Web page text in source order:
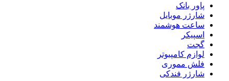
پاور بانک
شارژر موبایل
ساعت هوشمند
اسپیکر
گجت
لوازم کامپیوتر
فلش مموری
شارژر فندکی